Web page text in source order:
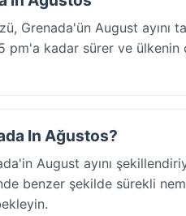
Grenada'ün August ayını
pm'a kadar sürer ve
In Ağustos?
August ayını
benzer şekilde sürekli